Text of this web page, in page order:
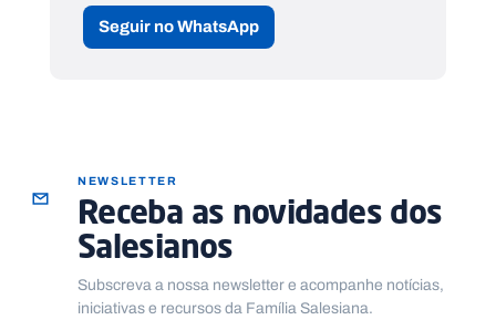
Seguir no WhatsApp
NEWSLETTER
Receba as novidades dos
Salesianos
Subscreva a nossa newsletter e acompanhe notícias,
iniciativas e recursos da Família Salesiana.